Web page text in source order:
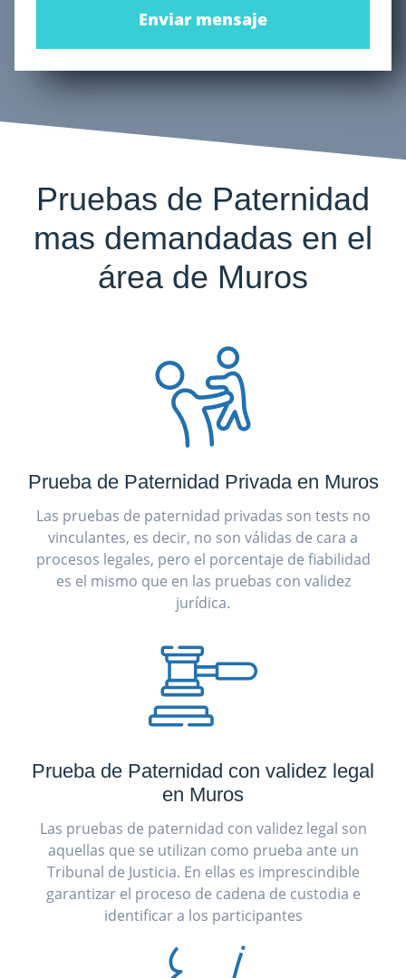
Enviar mensaje
Pruebas de Paternidad
mas demandadas en el
área de Muros
Prueba de Paternidad Privada en Muros
Las pruebas de paternidad privadas son tests no
vinculantes, es decir, no son válidas de cara a
procesos legales, pero el porcentaje de fiabilidad
es el mismo que en las pruebas con validez
jurídica.
Prueba de Paternidad con validez legal
en Muros
Las pruebas de paternidad con validez legal son
aquellas que se utilizan como prueba ante un
Tribunal de Justicia. En ellas es imprescindible
garantizar el proceso de cadena de custodia e
identificar a los participantes